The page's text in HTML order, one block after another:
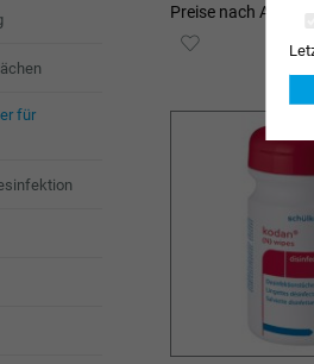
Preise nach
HINZUFÜGEN
für